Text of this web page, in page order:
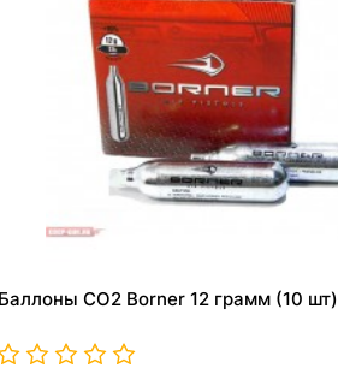
Баллоны СО2 Borner 12 грамм (10 шт)